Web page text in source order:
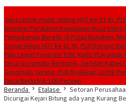
Jaga Listrik Andal Jelang HUT ke-81 RI,
Inspeksi Peralatan Kepulauan Nusa Utara
Pemadaman Bergilir di Pulau Bunaken,
Semarakkan HUT ke 81 RI, PLN Dorong
Palu Lewat Program TJSLKado PLN untuk
Desa Gorontalo Berlistrik, Setelah Kabel
Gorontalo Terang. PLN Nyalakan Listrik
Desa Berlistrik 100 Persen
Beranda
Etalase
Setoran
Dicurigai Kejari Bitung ada yang Kurang